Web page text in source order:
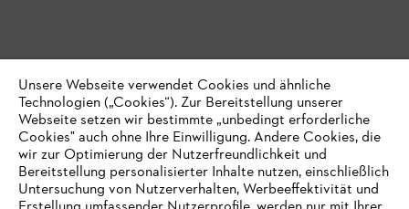
Unsere Webseite verwendet Cookies und ähnliche
Technologien („Cookies“). Zur Bereitstellung unserer
Webseite setzen wir bestimmte „unbedingt erforderliche
Cookies" auch ohne Ihre Einwilligung. Andere Cookies, die
wir zur Optimierung der Nutzerfreundlichkeit und
Bereitstellung personalisierter Inhalte nutzen, einschließlich
Untersuchung von Nutzerverhalten, Werbeeffektivität und